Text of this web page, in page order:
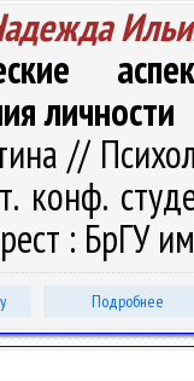
личности
//
конф.
: БрГУ
Подробнее